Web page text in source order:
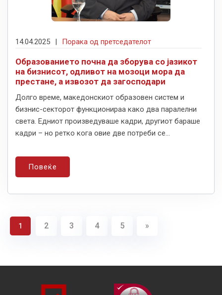
14.04.2025 Порака од претседателот
Образованието почна да зборува со јазикот
на бизнисот, одливот на мозоци мора да
престане, а извозот да загосподари
Долго време, македонскиот образовен систем и
бизнис-секторот функционираа како два паралелни
света. Едниот произведуваше кадри, другиот бараше
кадри – но ретко кога овие две потреби се...
Повеќе
1 2 3 4 5 »